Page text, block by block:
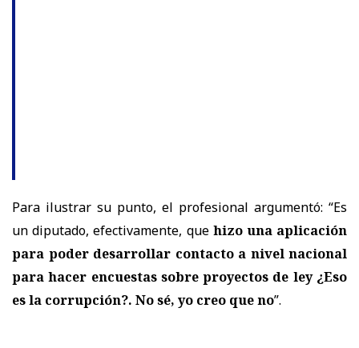
Para ilustrar su punto, el profesional argumentó: “Es
un diputado, efectivamente, que hizo una aplicación
para poder desarrollar contacto a nivel nacional
para hacer encuestas sobre proyectos de ley ¿Eso
es la corrupción?. No sé, yo creo que no”.